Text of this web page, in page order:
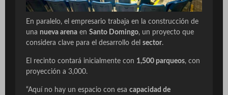
En paralelo, el empresario trabaja en la construcción de
una nueva arena en Santo Domingo, un proyecto que
considera clave para el desarrollo del sector.
El recinto contará inicialmente con 1,500 parqueos, con
proyección a 3,000.
“Aquí no hay un espacio con esa capacidad de